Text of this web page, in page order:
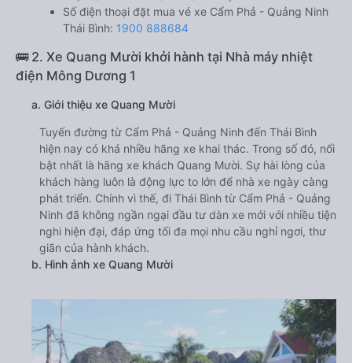
Số điện thoại đặt mua vé xe Cẩm Phả - Quảng Ninh
Thái Bình: 1900 888684
🚌 2. Xe Quang Mười khởi hành tại Nhà máy nhiệt
điện Mông Dương 1
a. Giới thiệu xe Quang Mười
Tuyến đường từ Cẩm Phả - Quảng Ninh đến Thái Bình
hiện nay có khá nhiều hãng xe khai thác. Trong số đó, nổi
bật nhất là hãng xe khách Quang Mười. Sự hài lòng của
khách hàng luôn là động lực to lớn để nhà xe ngày càng
phát triển. Chính vì thế, đi Thái Bình từ Cẩm Phả - Quảng
Ninh đã không ngần ngại đầu tư dàn xe mới với nhiều tiện
nghi hiện đại, đáp ứng tối đa mọi nhu cầu nghỉ ngơi, thư
giãn của hành khách.
b. Hình ảnh xe Quang Mười